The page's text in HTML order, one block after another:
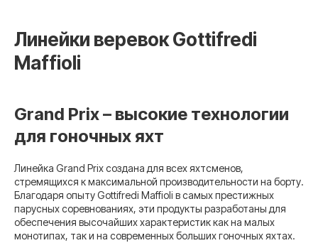
Линейки веревок Gottifredi
Maffioli
Grand Prix – высокие технологии
для гоночных яхт
Линейка Grand Prix создана для всех яхтсменов,
стремящихся к максимальной производительности на борту.
Благодаря опыту Gottifredi Maffioli в самых престижных
парусных соревнованиях, эти продукты разработаны для
обеспечения высочайших характеристик как на малых
монотипах, так и на современных больших гоночных яхтах.